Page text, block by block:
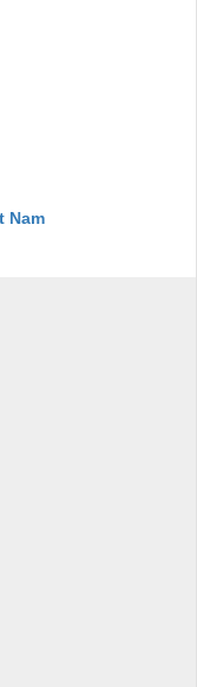
Nam